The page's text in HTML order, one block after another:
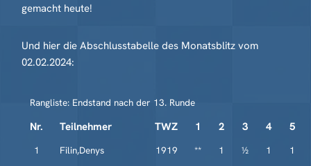
gemacht heute!
Und hier die Abschlusstabelle des Monatsblitz vom
02.02.2024:
Rangliste: Endstand nach der 13. Runde
Nr. Teilnehmer TWZ 1 2 3 4 5
1 Filin,Denys 1919 ** 1 ½ 1
1